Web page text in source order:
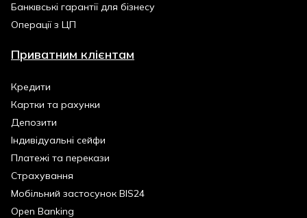
Банківські гарантії для бізнесу
Операції з ЦП
Приватним клієнтам
Кредити
Картки та рахунки
Депозити
Індивідуальні сейфи
Платежі та перекази
Страхування
Мобільний застосунок BIS24
Open Banking